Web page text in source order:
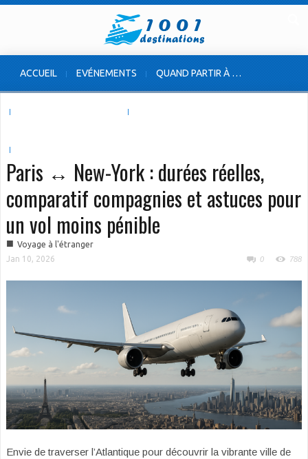
ACCUEIL EVÉNEMENTS QUAND PARTIR À …
Paris ↔ New-York : durées réelles,
comparatif compagnies et astuces pour
un vol moins pénible
■ Voyage à l'étranger
Jan 10, 2026
0 788
Envie de traverser l’Atlantique pour découvrir la vibrante ville de